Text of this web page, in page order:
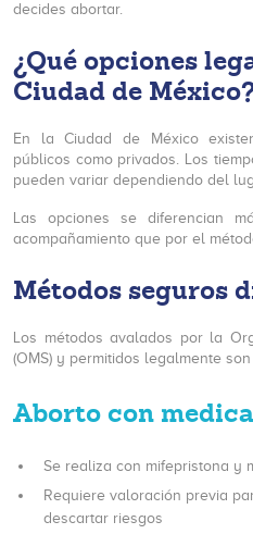
decides abortar.
¿Qué opciones
Ciudad de
En la Ciudad de México
públicos como privados. Los
pueden variar dependiendo del
Las opciones se diferencian
acompañamiento que por el
Métodos seguros
Los métodos avalados por la
(OMS) y permitidos legalmente son
Aborto con
Se realiza con mifepristona y
Requiere valoración previa
descartar riesgos